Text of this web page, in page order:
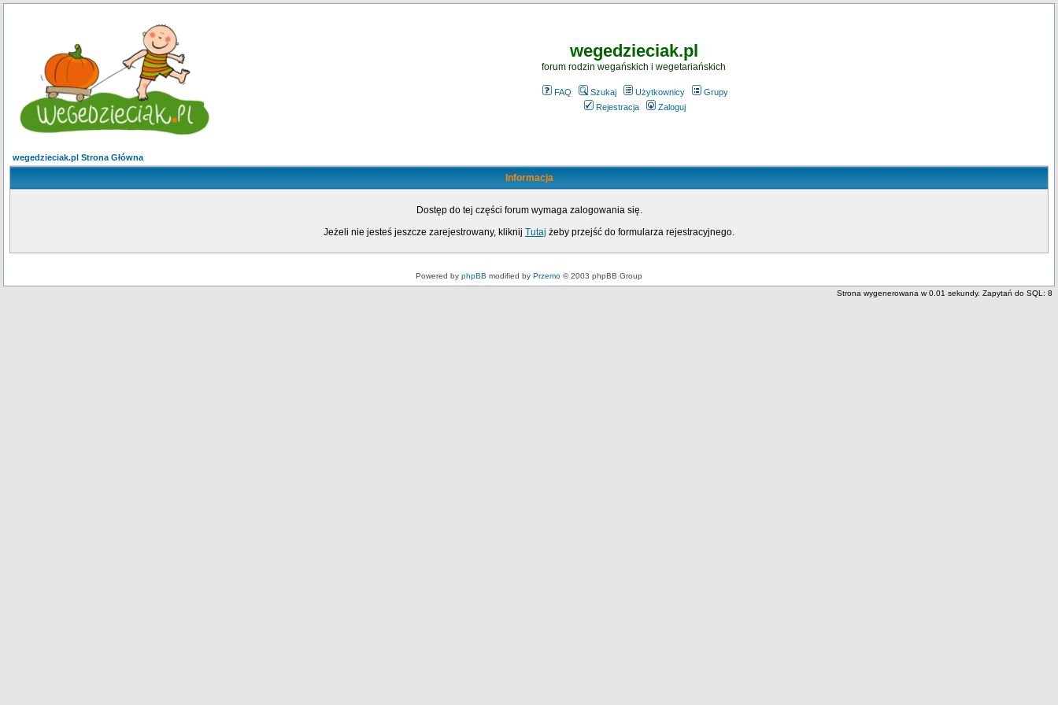
wegedzieciak.pl
forum rodzin wegańskich i wegetariańskich
FAQ Szukaj Użytkownicy
Grupy
Rejestracja
Zaloguj
wegedzieciak.pl Strona Główna
Informacja
Dostęp do tej części forum wymaga zalogowania się.
Jeżeli nie jesteś jeszcze zarejestrowany, kliknij Tutaj żeby przejść do formularza rejestracyjnego.
Powered by phpBB modified by Przemo © 2003 phpBB Group
Strona wygenerowana w 0.01 sekundy. Zapytań do SQL: 8